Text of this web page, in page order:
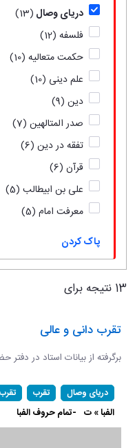
دریای وصال (13)
فلسفه (12)
حکمت متعالیه (10)
علم دینی (10)
دین (9)
صدر المتالهین (7)
تفقه در دین (6)
قرآن (6)
علی بن ابیطالب (5)
معرفت امام (5)
پاک کردن
13 نتیجه برای
تقرب دانی و عالی
برگرفته از بیانات استاد در دفتر
دریای وصال تقرب
الفبا » ت -تمام حروف الفبا